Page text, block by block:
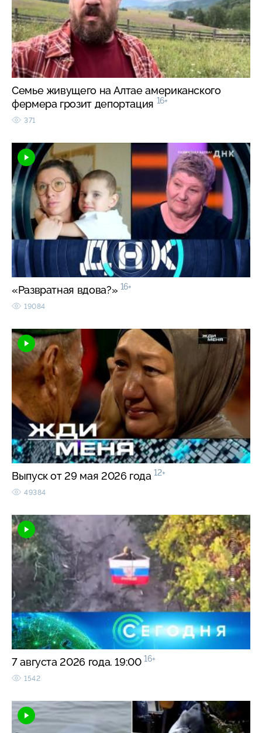
Семье живущего на Алтае американского
фермера грозит депортация 16+
371
«Развратная вдова?» 16+
19084
Выпуск от 29 мая 2026 года 12+
49384
7 августа 2026 года. 19:00 16+
1542